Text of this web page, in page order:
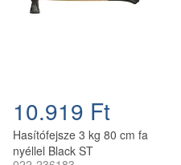
10.919 Ft
Hasítófejsze 3 kg 80 cm fa
nyéllel Black ST